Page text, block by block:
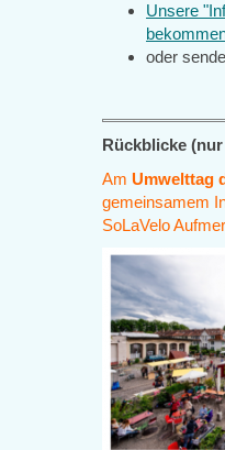
Unsere
oder
Rückblicke (nur
AmUmwelttag
gemeinsamem
SoLaVelo